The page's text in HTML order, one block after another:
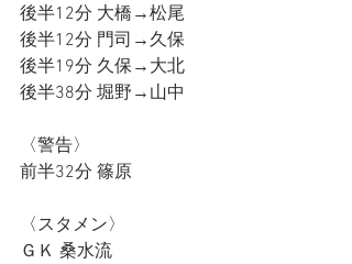
後半12分 大橋→松尾
後半12分 門司→久保
後半19分 久保→大北
後半38分 堀野→山中
〈警告〉
前半32分 篠原
〈スタメン〉
ＧＫ 桑水流